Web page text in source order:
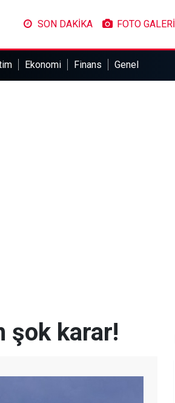
SON DAKİKA FOTO GALERİ
Ekonomi Finans Genel
şok karar!